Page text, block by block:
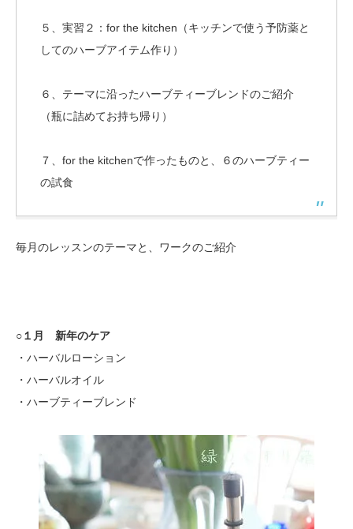
５、実習２：for the kitchen（キッチンで使う予防薬と
してのハーブアイテム作り）
６、テーマに沿ったハーブティーブレンドのご紹介
（瓶に詰めてお持ち帰り）
７、for the kitchenで作ったものと、６のハーブティー
の試食
毎月のレッスンのテーマと、ワークのご紹介
○１月 新年のケア
・ハーバルローション
・ハーバルオイル
・ハーブティーブレンド